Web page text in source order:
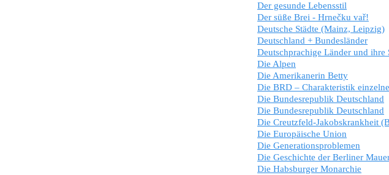
Der gesunde Lebensstil
Der süße Brei - Hrnečku vař!
Deutsche Städte (Mainz, Leipzig)
Deutschland + Bundesländer
Deutschprachige Länder und ihre
Die Alpen
Die Amerikanerin Betty
Die BRD – Charakteristik
Die Bundesrepublik Deutschland
Die Bundesrepublik Deutschland
Die Creutzfeld-Jakobskrankheit
Die Europäische Union
Die Generationsproblemen
Die Geschichte der Berliner
Die Habsburger Monarchie